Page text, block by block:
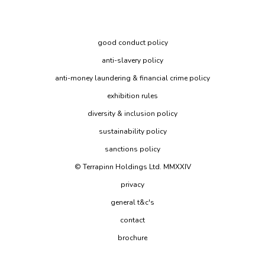
good conduct policy
anti-slavery policy
anti-money laundering & financial crime policy
exhibition rules
diversity & inclusion policy
sustainability policy
sanctions policy
© Terrapinn Holdings Ltd. MMXXIV
privacy
general t&c's
contact
brochure